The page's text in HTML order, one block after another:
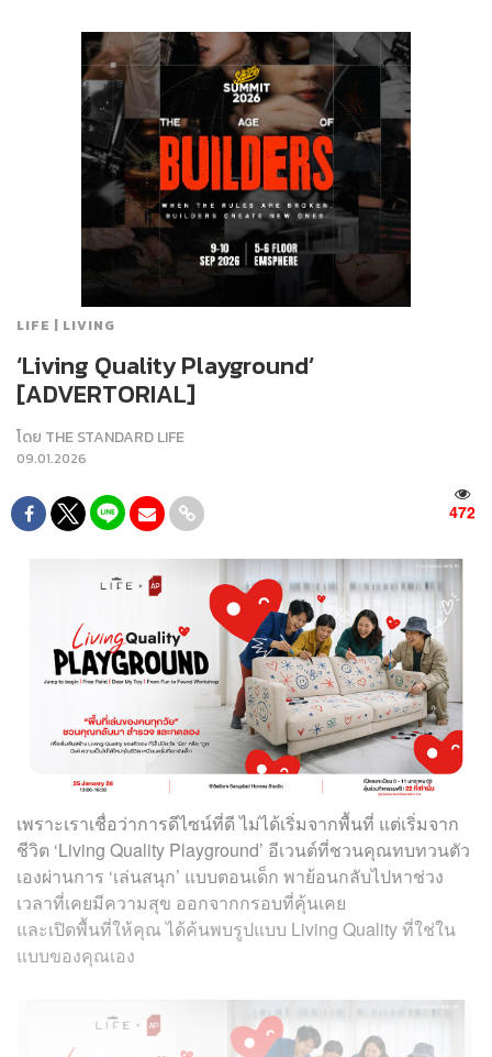
LIFE | LIVING
‘Living Quality Playground’
[ADVERTORIAL]
โดย THE STANDARD LIFE
09.01.2026
472
เพราะเราเชื่อว่าการดีไซน์ที่ดี ไม่ได้เริ่มจากพื้นที่ แต่เริ่มจาก
ชีวิต ‘Living Quality Playground’ อีเวนต์ที่ชวนคุณทบทวนตัว
เองผ่านการ ‘เล่นสนุก’ แบบตอนเด็ก พาย้อนกลับไปหาช่วง
เวลาที่เคยมีความสุข ออกจากกรอบที่คุ้นเคย
และเปิดพื้นที่ให้คุณ ได้ค้นพบรูปแบบ Living Quality ที่ใช่ใน
แบบของคุณเอง